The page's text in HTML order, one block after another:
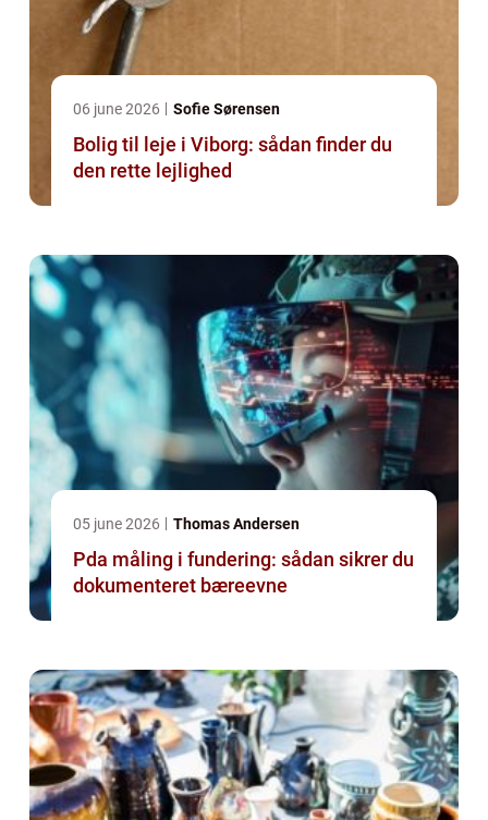
06 june 2026 Sofie Sørensen
Bolig til leje i Viborg: sådan finder du
den rette lejlighed
05 june 2026 Thomas Andersen
Pda måling i fundering: sådan sikrer du
dokumenteret bæreevne